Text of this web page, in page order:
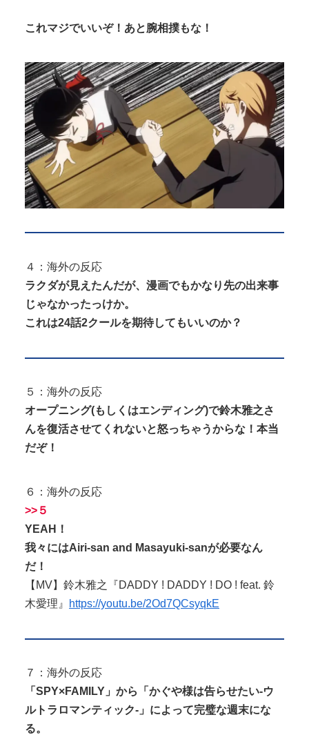
これマジでいいぞ！あと腕相撲もな！
４：海外の反応
ラクダが見えたんだが、漫画でもかなり先の出来事
じゃなかったっけか。
これは24話2クールを期待してもいいのか？
５：海外の反応
オープニング(もしくはエンディング)で鈴木雅之さ
んを復活させてくれないと怒っちゃうからな！本当
だぞ！
６：海外の反応
>>５
YEAH！
我々にはAiri-san and Masayuki-sanが必要なん
だ！
【MV】鈴木雅之『DADDY ! DADDY ! DO ! feat. 鈴
木愛理』
https://youtu.be/2Od7QCsyqkE
７：海外の反応
「SPY×FAMILY」から「かぐや様は告らせたい-ウ
ルトラロマンティック-」によって完璧な週末にな
る。